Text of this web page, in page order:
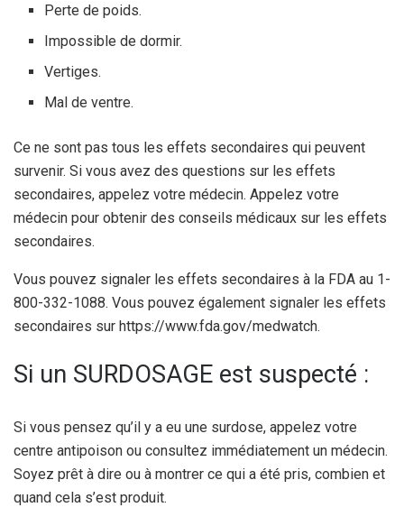
Perte de poids.
Impossible de dormir.
Vertiges.
Mal de ventre.
Ce ne sont pas tous les effets secondaires qui peuvent
survenir. Si vous avez des questions sur les effets
secondaires, appelez votre médecin. Appelez votre
médecin pour obtenir des conseils médicaux sur les effets
secondaires.
Vous pouvez signaler les effets secondaires à la FDA au 1-
800-332-1088. Vous pouvez également signaler les effets
secondaires sur https://www.fda.gov/medwatch.
Si un SURDOSAGE est suspecté :
Si vous pensez qu’il y a eu une surdose, appelez votre
centre antipoison ou consultez immédiatement un médecin.
Soyez prêt à dire ou à montrer ce qui a été pris, combien et
quand cela s’est produit.